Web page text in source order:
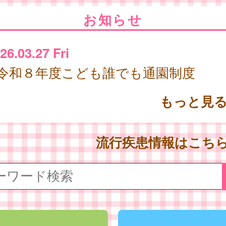
お知らせ
Fri
和８年度こども誰でも通園制度
もっと見
流行疾患情報はこち